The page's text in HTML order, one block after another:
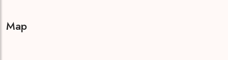
Map